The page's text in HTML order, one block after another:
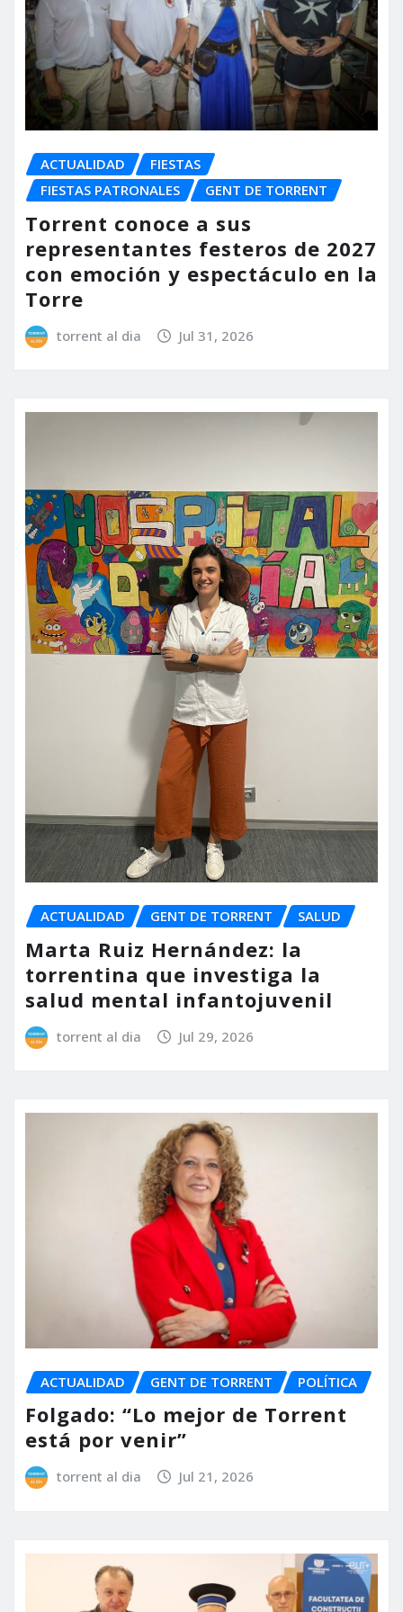
ACTUALIDAD
FIESTAS
FIESTAS PATRONALES
GENT DE TORRENT
Torrent conoce a sus
representantes festeros de 2027
con emoción y espectáculo en la
Torre
torrent al dia Jul 31, 2026
ACTUALIDAD GENT DE TORRENT SALUD
Marta Ruiz Hernández: la
torrentina que investiga la
salud mental infantojuvenil
torrent al dia Jul 29, 2026
ACTUALIDAD GENT DE TORRENT POLÍTICA
Folgado: “Lo mejor de Torrent
está por venir”
torrent al dia Jul 21, 2026